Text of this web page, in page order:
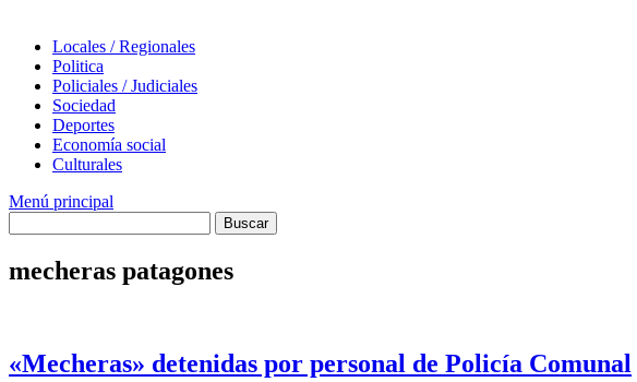
Locales / Regionales
Politica
Policiales / Judiciales
Sociedad
Deportes
Economía social
Culturales
Menú principal
mecheras patagones
«Mecheras» detenidas por personal de Policía Comunal